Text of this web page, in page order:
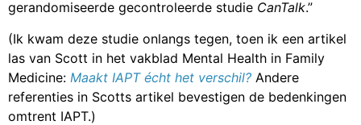
gerandomiseerde gecontroleerde studie CanTalk.”
(Ik kwam deze studie onlangs tegen, toen ik een artikel
las van Scott in het vakblad Mental Health in Family
Medicine: Maakt IAPT écht het verschil? Andere
referenties in Scotts artikel bevestigen de bedenkingen
omtrent IAPT.)